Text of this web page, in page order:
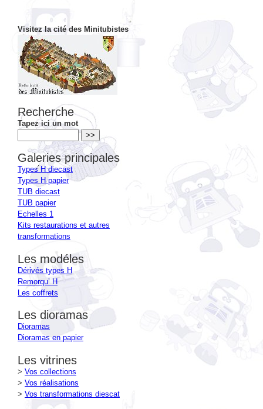
Visitez la cité des Minitubistes
Recherche
Tapez ici un mot
Galeries principales
Types H diecast
Types H papier
TUB diecast
TUB papier
Echelles 1
Kits restaurations et autres
transformations
Les modéles
Dérivés types H
Remorqu’ H
Les coffrets
Les dioramas
Dioramas
Dioramas en papier
Les vitrines
> Vos collections
> Vos réalisations
> Vos transformations diescat